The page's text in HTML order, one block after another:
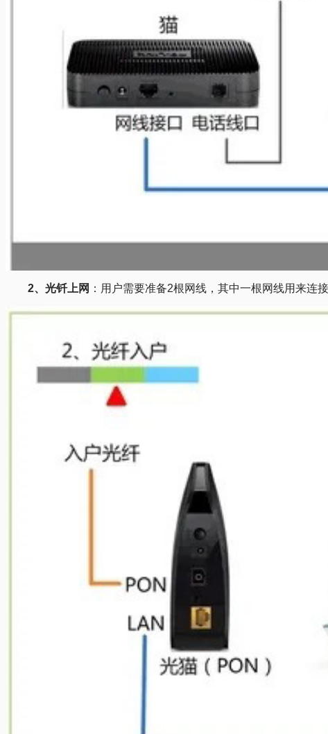
2、光钎上网 ：用户需要准备2根网线，其中一根网线用来连接